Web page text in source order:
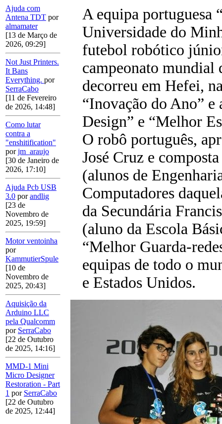
Ajuda com
Antena TDT por
almamater
[13 de Março de
2026, 09:29]
Not Just Printers.
It Bans
Everything. por
SerraCabo
[11 de Fevereiro
de 2026, 14:48]
Como lutar
contra a
"enshitification"
porjm_araujo
[30 de Janeiro de
2026, 17:10]
Ajuda Pcb USB
3.0 porandlig
[23 de
Novembro de
2025, 19:59]
Motor ventoinha
por
KammutierSpule
[10 de
Novembro de
2025, 20:43]
Aquisição da
Arduino LLC
pela Qualcomm
por SerraCabo
[22 de Outubro
de 2025, 14:16]
MMD-1 Mini
Micro Designer
Restoration - Part
1 por SerraCabo
[22 de Outubro
de 2025, 12:44]
A equipa portuguesa
Universidade do
futebol robótico
campeonato mundial
decorreu em Hefei,
“Inovação do Ano” e
Design” e “Melhor
O robô português,
José Cruz e
(alunos de
Computadores
da Secundária
(aluno da Escola
“Melhor Guarda-
equipas de todo o
e Estados Unidos.